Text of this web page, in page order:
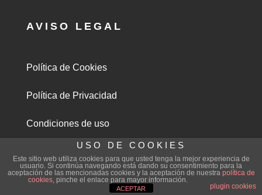
AVISO LEGAL
Política de Cookies
Política de Privacidad
Condiciones de uso
Tot-stil Persianes Ribé | Reus 
USO DE COOKIES
Este sitio web utiliza cookies para que usted tenga la mejor experiencia de
usuario. Si continúa navegando está dando su consentimiento para la
aceptación de las mencionadas cookies y la aceptación de nuestra política de
cookies, pinche el enlace para mayor información.
plugin cookies
ACEPTAR